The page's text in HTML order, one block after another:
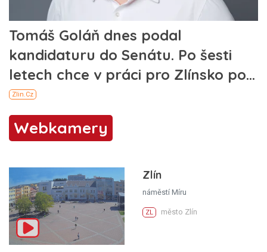
Webkamery
Zlín
náměstí Míru
ZL město Zlín